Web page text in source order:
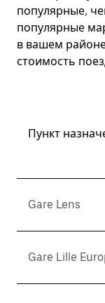
популярные,
популярные
в вашем
стоимость
Пункт
Gare Lens
Gare Lille